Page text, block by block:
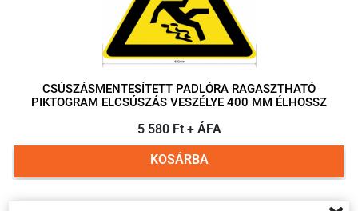
CSÚSZÁSMENTESÍTETT PADLÓRA RAGASZTHATÓ
PIKTOGRAM ELCSÚSZÁS VESZÉLYE 400 MM ÉLHOSSZ
5 580 Ft + ÁFA
KOSÁRBA